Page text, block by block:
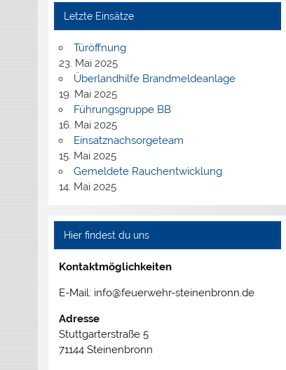
Letzte Einsätze
Türöffnung
23. Mai 2025
Überlandhilfe Brandmeldeanlage
19. Mai 2025
Führungsgruppe BB
16. Mai 2025
Einsatznachsorgeteam
15. Mai 2025
Gemeldete Rauchentwicklung
14. Mai 2025
Hier findest du uns
Kontaktmöglichkeiten
E-Mail: info@feuerwehr-steinenbronn.de
Adresse
Stuttgarterstraße 5
71144 Steinenbronn